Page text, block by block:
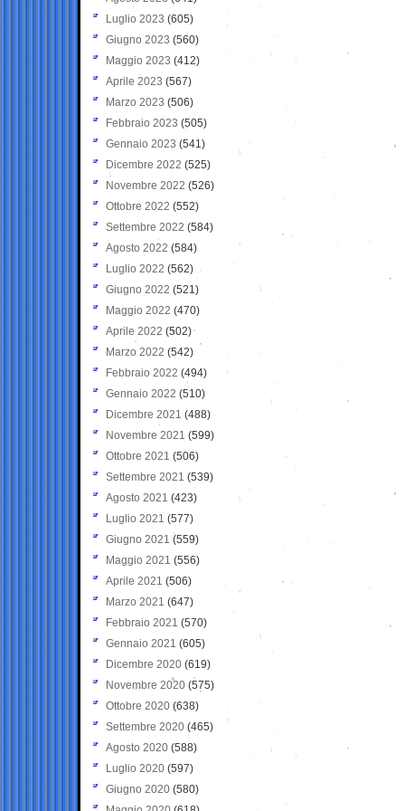
Luglio 2023 (605)
Giugno 2023 (560)
Maggio 2023 (412)
Aprile 2023 (567)
Marzo 2023 (506)
Febbraio 2023 (505)
Gennaio 2023 (541)
Dicembre 2022 (525)
Novembre 2022 (526)
Ottobre 2022 (552)
Settembre 2022 (584)
Agosto 2022 (584)
Luglio 2022 (562)
Giugno 2022 (521)
Maggio 2022 (470)
Aprile 2022 (502)
Marzo 2022 (542)
Febbraio 2022 (494)
Gennaio 2022 (510)
Dicembre 2021 (488)
Novembre 2021 (599)
Ottobre 2021 (506)
Settembre 2021 (539)
Agosto 2021 (423)
Luglio 2021 (577)
Giugno 2021(559)
Maggio 2021 (556)
Aprile 2021 (506)
Marzo 2021 (647)
Febbraio 2021 (570)
Gennaio 2021 (605)
Dicembre 2020 (619)
Novembre 2020 (575)
Ottobre 2020 (638)
Settembre 2020(465)
Agosto 2020 (588)
Luglio 2020 (597)
Giugno 2020 (580)